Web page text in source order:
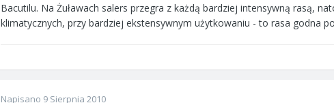
Bacutilu. Na Żuławach salers przegra z każdą bardziej intensywną rasą,
klimatycznych, przy bardziej ekstensywnym użytkowaniu - to rasa godna
Napisano 9 Sierpnia 2010